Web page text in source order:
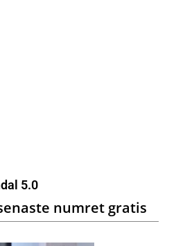
5.0
numret gratis